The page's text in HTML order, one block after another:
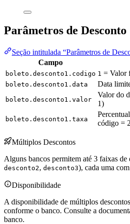
Parâmetros de Desconto
Seção intitulada “Parâmetros de
Campo
boleto.desconto1.codigo 1 = Valor
boleto.desconto1.data Data
boleto.desconto1.valor
Valor do
1)
boleto.desconto1.taxa
código =
Múltiplos Descontos
Alguns bancos permitem até 3 faixas de
desconto2, desconto3), cada uma
Disponibilidade
A disponibilidade de múltiplos
conforme o banco. Consulte a
banco.